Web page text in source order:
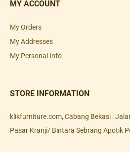
MY ACCOUNT
My Orders
My Addresses
My Personal Info
STORE INFORMATION
klikfurniture.com, Cabang Bekasi :
Pasar Kranji/ Bintara Sebrang Apotik